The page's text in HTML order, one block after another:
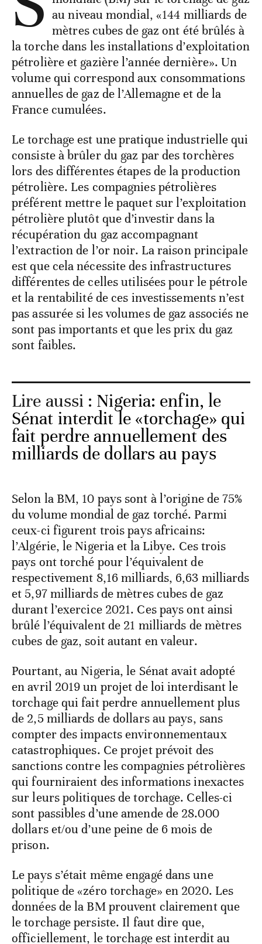
au niveau mondial, «144 milliards de
mètres cubes de gaz ont été brûlés à
la torche dans les installations d’exploitation
pétrolière et gazière l’année dernière». Un
volume qui correspond aux consommations
annuelles de gaz de l’Allemagne et de la
France cumulées.
Le torchage est une pratique industrielle qui
consiste à brûler du gaz par des torchères
lors des différentes étapes de la production
pétrolière. Les compagnies pétrolières
préférent mettre le paquet sur l’exploitation
pétrolière plutôt que d’investir dans la
récupération du gaz accompagnant
l’extraction de l’or noir. La raison principale
est que cela nécessite des infrastructures
différentes de celles utilisées pour le pétrole
et la rentabilité de ces investissements n’est
pas assurée si les volumes de gaz associés ne
sont pas importants et que les prix du gaz
sont faibles.
Lire aussi : Nigeria: enfin, le
Sénat interdit le «torchage» qui
fait perdre annuellement des
milliards de dollars au pays
Selon la BM, 10 pays sont à l’origine de 75%
du volume mondial de gaz torché. Parmi
ceux-ci figurent trois pays africains:
l’Algérie, le Nigeria et la Libye. Ces trois
pays ont torché pour l’équivalent de
respectivement 8,16 milliards, 6,63 milliards
et 5,97 milliards de mètres cubes de gaz
durant l’exercice 2021. Ces pays ont ainsi
brûlé l’équivalent de 21 milliards de mètres
cubes de gaz, soit autant en valeur.
Pourtant, au Nigeria, le Sénat avait adopté
en avril 2019 un projet de loi interdisant le
torchage qui fait perdre annuellement plus
de 2,5 milliards de dollars au pays, sans
compter des impacts environnementaux
catastrophiques. Ce projet prévoit des
sanctions contre les compagnies pétrolières
qui fourniraient des informations inexactes
sur leurs politiques de torchage. Celles-ci
sont passibles d’une amende de 28.000
dollars et/ou d’une peine de 6 mois de
prison.
Le pays s’était même engagé dans une
politique de «zéro torchage» en 2020. Les
données de la BM prouvent clairement que
le torchage persiste. Il faut dire que,
officiellement, le torchage est interdit au